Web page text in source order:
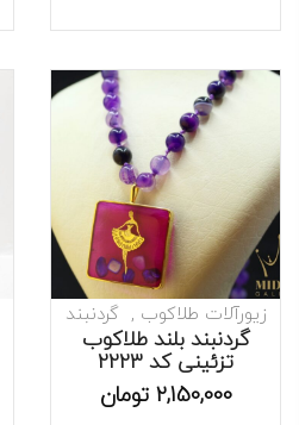
موجود است
زیورآلات طلاکوب گردنبند
گردنبند بلند طلاکوب
تزئینی کد 2223
2,150,000 تومان